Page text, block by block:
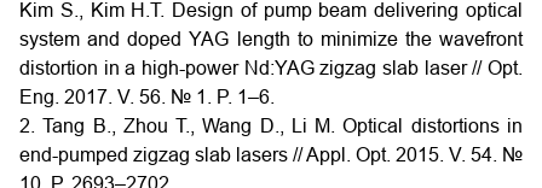
Kim S., Kim H.T. Design of pump beam delivering optical
system and doped YAG length to minimize the wavefront
distortion in a high-power Nd:YAG zigzag slab laser // Opt.
Eng. 2017. V. 56. № 1. P. 1–6.
2. Tang B., Zhou T., Wang D., Li M. Optical distortions in
end-pumped zigzag slab lasers // Appl. Opt. 2015. V. 54. №
10. P. 2693–2702.